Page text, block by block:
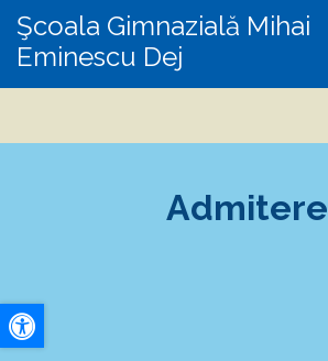
Şcoala Gimnazială Mihai
Eminescu Dej
A+
Admitere